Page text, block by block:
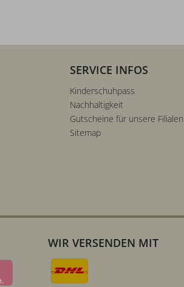
SERVICE INFOS
Kinderschuhpass
Nachhaltigkeit
Gutscheine für unsere Filialen
Sitemap
WIR VERSENDEN MIT